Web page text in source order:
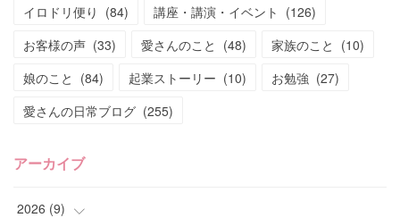
イロドリ便り (84) 講座・講演・イベント (126)
お客様の声 (33) 愛さんのこと (48) 家族のこと (10)
娘のこと (84) 起業ストーリー (10) お勉強 (27)
愛さんの日常ブログ (255)
アーカイブ
2026 (9)